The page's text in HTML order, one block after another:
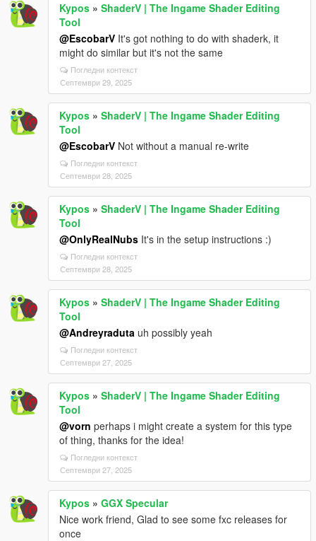
Kypos » ShaderV | The Ingame Shader Editing
Tool
@EscobarV It's got nothing to do with shaderk, it
might do similar but it's not the same
Погледни контекст
Септември 29, 2025
Kypos » ShaderV | The Ingame Shader Editing
Tool
@EscobarV Not without a manual re-write
Погледни контекст
Септември 28, 2025
Kypos » ShaderV | The Ingame Shader Editing
Tool
@OnlyRealNubs It's in the setup instructions :)
Погледни контекст
Септември 28, 2025
Kypos » ShaderV | The Ingame Shader Editing
Tool
@Andreyraduta uh possibly yeah
Погледни контекст
Септември 27, 2025
Kypos » ShaderV | The Ingame Shader Editing
Tool
@vorn perhaps i might create a system for this type
of thing, thanks for the idea!
Погледни контекст
Септември 27, 2025
Kypos » GGX Specular
Nice work friend, Glad to see some fxc releases for
once